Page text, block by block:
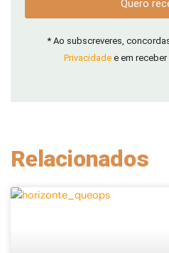
Quero
* Ao subscreveres,
Privacidade e em
Relacionados